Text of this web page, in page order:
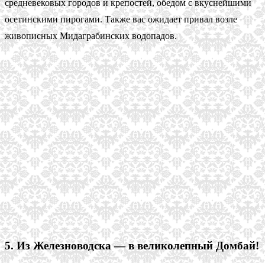
средневековых городов и крепостей, обедом с вкуснейшими
осетинскими пирогами. Также вас ожидает привал возле
живописных Мидаграбинских водопадов.
5. Из Железноводска — в великолепный Домбай!